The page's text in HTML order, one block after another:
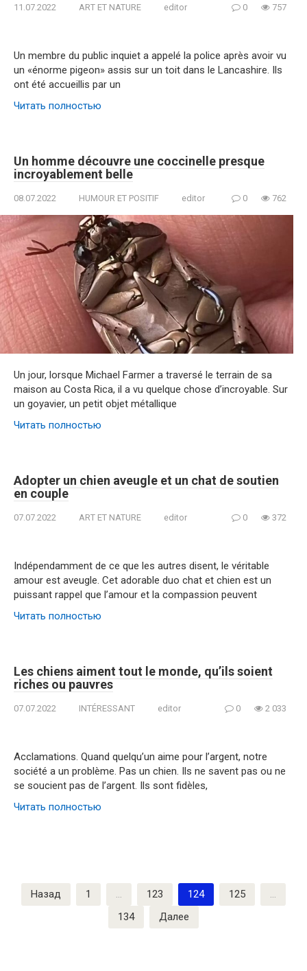
11.07.2022 ART ET NATURE editor 0 757
Un membre du public inquiet a appelé la police après avoir vu
un «énorme pigeon» assis sur un toit dans le Lancashire. Ils
ont été accueillis par un
Читать полностью
Un homme découvre une coccinelle presque
incroyablement belle
08.07.2022 HUMOUR ET POSITIF editor 0 762
Un jour, lorsque Michael Farmer a traversé le terrain de sa
maison au Costa Rica, il a vu quelque chose d’incroyable. Sur
un goyavier, un petit objet métallique
Читать полностью
Adopter un chien aveugle et un chat de soutien
en couple
07.07.2022 ART ET NATURE editor 0 372
Indépendamment de ce que les autres disent, le véritable
amour est aveugle. Cet adorable duo chat et chien est un
puissant rappel que l’amour et la compassion peuvent
Читать полностью
Les chiens aiment tout le monde, qu’ils soient
riches ou pauvres
07.07.2022 INTÉRESSANT editor 0 2 033
Acclamations. Quand quelqu’un aime pour l’argent, notre
société a un problème. Pas un chien. Ils ne savent pas ou ne
se soucient pas de l’argent. Ils sont fidèles,
Читать полностью
Пагинация
записей
Назад 1 … 123 124 125
…
134
Далее